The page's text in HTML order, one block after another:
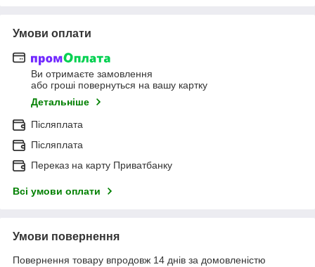
Умови оплати
Ви отримаєте замовлення
або гроші повернуться на вашу картку
Детальніше
Післяплата
Післяплата
Переказ на карту Приватбанку
Всі умови оплати
Умови повернення
Повернення товару впродовж 14 днів за домовленістю